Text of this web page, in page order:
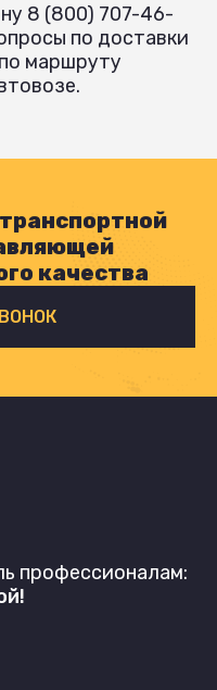
8 (800) 707-46-
по доставки
маршруту
качества
профессионалам: